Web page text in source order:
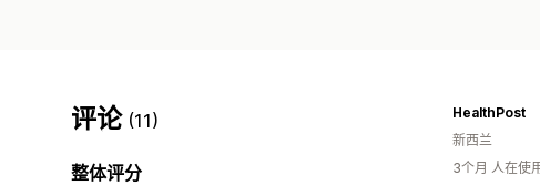
评论 (11)
整体评分
HealthPost
新西兰
3个月 人在使